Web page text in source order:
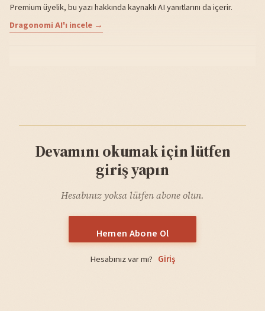
Premium üyelik, bu yazı hakkında kaynaklı AI yanıtlarını da içerir.
Dragonomi AI'ı incele →
Devamını okumak için lütfen
giriş yapın
Hesabınız yoksa lütfen abone olun.
Hemen Abone Ol
Hesabınız var mı? Giriş